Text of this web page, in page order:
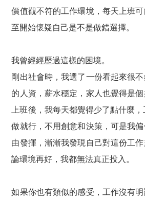
價值觀不符的工作環境，每天上班
至開始懷疑自己是不是做錯選擇。
我曾經經歷過這樣的困境。
剛出社會時，我選了一份看起來很
的人資，薪水穩定，家人也覺得是
上班後，我每天都覺得少了點什麼
做就行，不用創意和決策，可是我
由發揮，漸漸我發現自己對這份工
論環境再好，我都無法真正投入。
如果你也有類似的感受，工作沒有